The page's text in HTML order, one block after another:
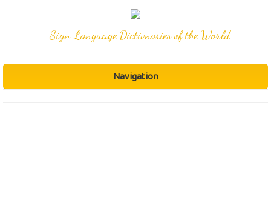
Sign Language Dictionaries of the World
Navigation